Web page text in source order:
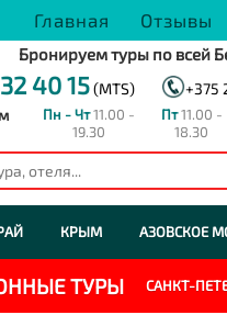
Главная Отзывы
Бронируем туры по всей
40 15(MTS) +375
Пн - Чт11.00 -
19.30
Пт11.00 -
18.30
КРЫМ АЗОВСКОЕ
ТУРЫ САНКТ-